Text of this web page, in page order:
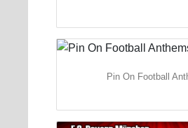
Pin On Football